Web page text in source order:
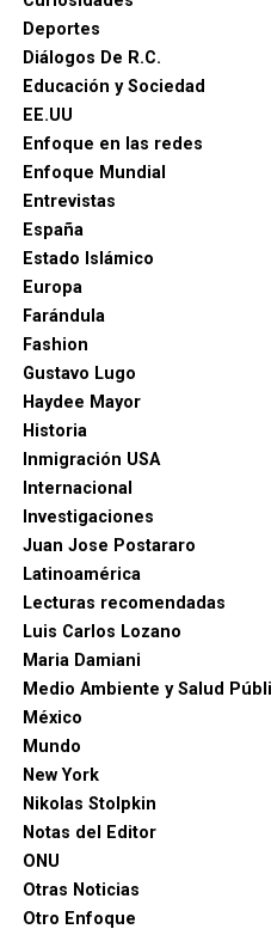
Deportes
Diálogos De R.C.
Educación y Sociedad
EE.UU
Enfoque en las redes
Enfoque Mundial
Entrevistas
España
Estado Islámico
Europa
Farándula
Fashion
Gustavo Lugo
Haydee Mayor
Historia
Inmigración USA
Internacional
Investigaciones
Juan Jose Postararo
Latinoamérica
Lecturas recomendadas
Luis Carlos Lozano
Maria Damiani
Medio Ambiente y Salud
México
Mundo
New York
Nikolas Stolpkin
Notas del Editor
ONU
Otras Noticias
Otro Enfoque